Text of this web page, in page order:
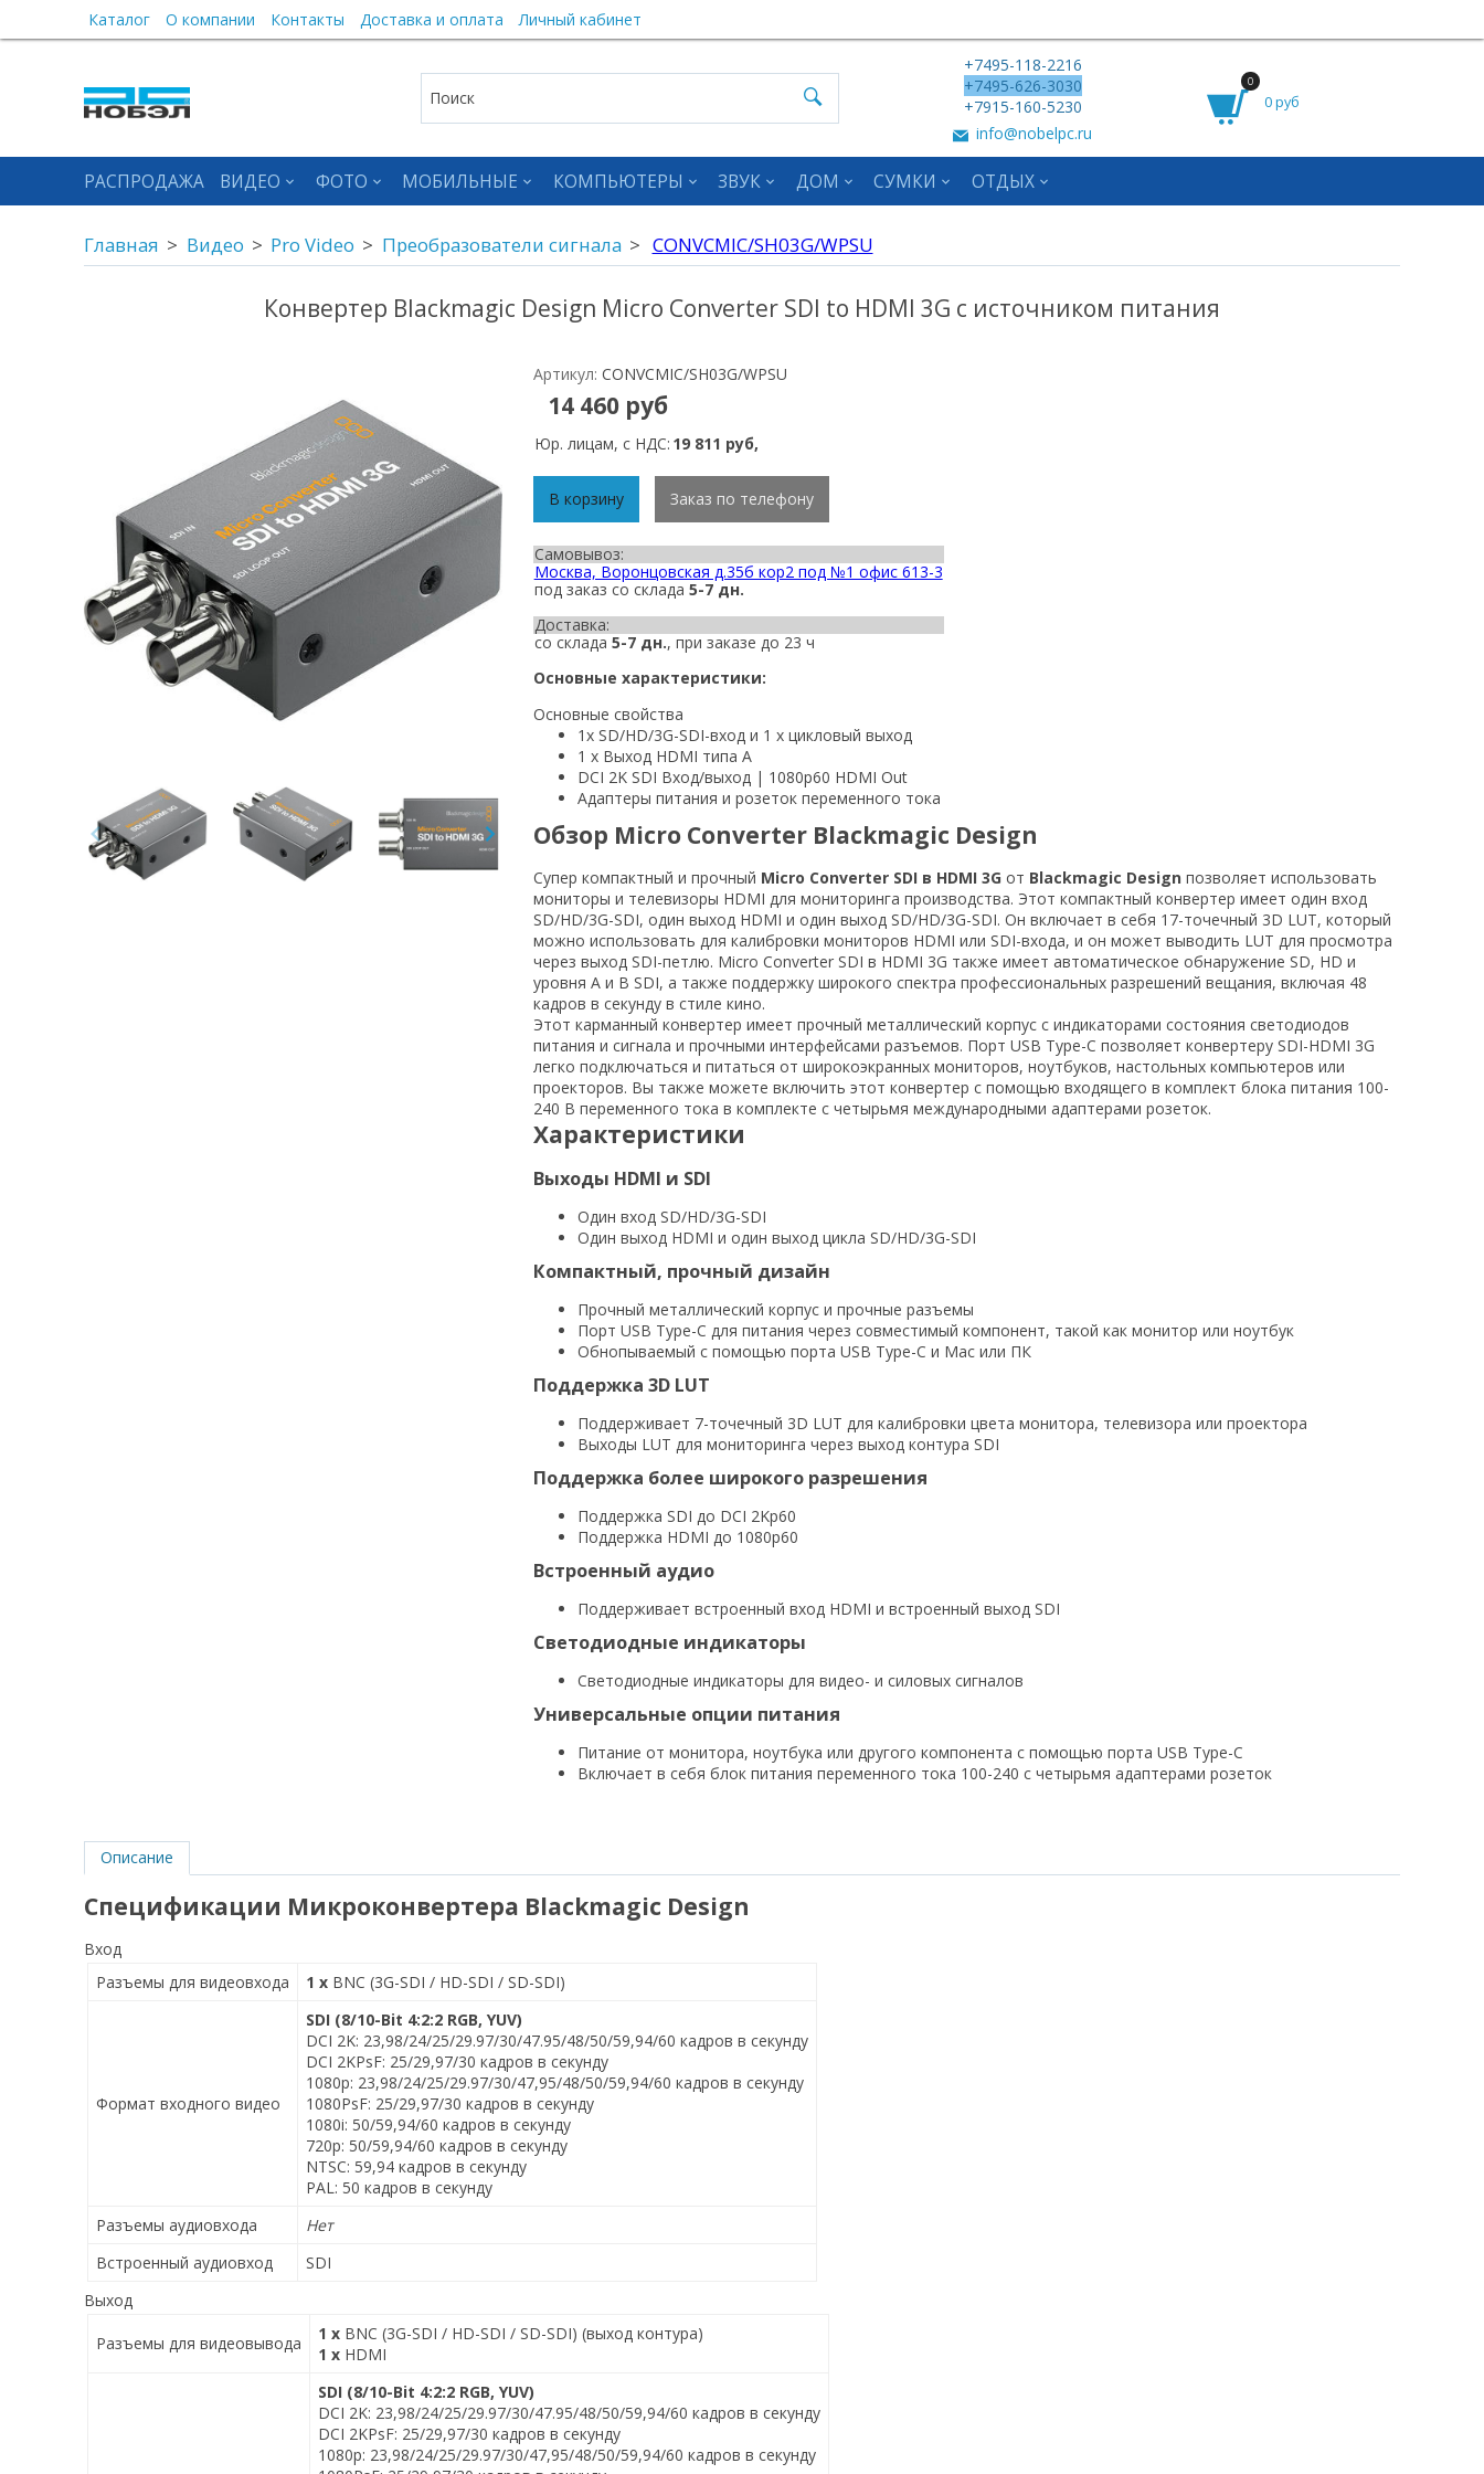
Каталог О компании Контакты Доставка и оплата Личный кабинет
+7495-118-2216
+7495-626-3030
+7915-160-5230
info@nobelpc.ru
0
0 руб
РАСПРОДАЖА ВИДЕО ФОТО МОБИЛЬНЫЕ КОМПЬЮТЕРЫ ЗВУК ДОМ СУМКИ ОТДЫХ
Главная Видео Pro Video Преобразователи сигнала CONVCMIC/SH03G/WPSU
Конвертер Blackmagic Design Micro Converter SDI to HDMI 3G с источником питания
Артикул: CONVCMIC/SH03G/WPSU
14 460 руб
Юр. лицам, с НДС: 19 811 руб,
В корзину Заказ по телефону
Самовывоз:
Москва, Воронцовская д.35б кор2 под №1 офис 613-3
под заказ со склада 5-7 дн.
Доставка:
со склада 5-7 дн., при заказе до 23 ч
Основные характеристики:
Основные свойства
1x SD/HD/3G-SDI-вход и 1 х цикловый выход
1 x Выход HDMI типа A
DCI 2K SDI Вход/выход | 1080p60 HDMI Out
Адаптеры питания и розеток переменного тока
Обзор Micro Converter Blackmagic Design
Супер компактный и прочный Micro Converter SDI в HDMI 3G от Blackmagic Design позволяет использовать
мониторы и телевизоры HDMI для мониторинга производства. Этот компактный конвертер имеет один вход
SD/HD/3G-SDI, один выход HDMI и один выход SD/HD/3G-SDI. Он включает в себя 17-точечный 3D LUT, который
можно использовать для калибровки мониторов HDMI или SDI-входа, и он может выводить LUT для просмотра
через выход SDI-петлю. Micro Converter SDI в HDMI 3G также имеет автоматическое обнаружение SD, HD и
уровня A и B SDI, а также поддержку широкого спектра профессиональных разрешений вещания, включая 48
кадров в секунду в стиле кино.
Этот карманный конвертер имеет прочный металлический корпус с индикаторами состояния светодиодов
питания и сигнала и прочными интерфейсами разъемов. Порт USB Type-C позволяет конвертеру SDI-HDMI 3G
легко подключаться и питаться от широкоэкранных мониторов, ноутбуков, настольных компьютеров или
проекторов. Вы также можете включить этот конвертер с помощью входящего в комплект блока питания 100-
240 В переменного тока в комплекте с четырьмя международными адаптерами розеток.
Характеристики
Выходы HDMI и SDI
Один вход SD/HD/3G-SDI
Один выход HDMI и один выход цикла SD/HD/3G-SDI
Компактный, прочный дизайн
Прочный металлический корпус и прочные разъемы
Порт USB Type-C для питания через совместимый компонент, такой как монитор или ноутбук
Обнопываемый с помощью порта USB Type-C и Mac или ПК
Поддержка 3D LUT
Поддерживает 7-точечный 3D LUT для калибровки цвета монитора, телевизора или проектора
Выходы LUT для мониторинга через выход контура SDI
Поддержка более широкого разрешения
Поддержка SDI до DCI 2Kp60
Поддержка HDMI до 1080p60
Встроенный аудио
Поддерживает встроенный вход HDMI и встроенный выход SDI
Светодиодные индикаторы
Светодиодные индикаторы для видео- и силовых сигналов
Универсальные опции питания
Питание от монитора, ноутбука или другого компонента с помощью порта USB Type-C
Включает в себя блок питания переменного тока 100-240 с четырьмя адаптерами розеток
Описание
Спецификации Микроконвертера Blackmagic Design
Вход
Разъемы для видеовхода
1 х BNC (3G-SDI / HD-SDI / SD-SDI)
Формат входного видео
SDI (8/10-Bit 4:2:2 RGB, YUV)
DCI 2K: 23,98/24/25/29.97/30/47.95/48/50/59,94/60 кадров в секунду
DCI 2KPsF: 25/29,97/30 кадров в секунду
1080p: 23,98/24/25/29.97/30/47,95/48/50/59,94/60 кадров в секунду
1080PsF: 25/29,97/30 кадров в секунду
1080i: 50/59,94/60 кадров в секунду
720p: 50/59,94/60 кадров в секунду
NTSC: 59,94 кадров в секунду
PAL: 50 кадров в секунду
Разъемы аудиовхода
Нет
Встроенный аудиовход
SDI
Выход
Разъемы для видеовывода 1 х BNC (3G-SDI / HD-SDI / SD-SDI) (выход контура)
1 х HDMI
SDI (8/10-Bit 4:2:2 RGB, YUV)
DCI 2K: 23,98/24/25/29.97/30/47.95/48/50/59,94/60 кадров в секунду
DCI 2KPsF: 25/29,97/30 кадров в секунду
1080p: 23,98/24/25/29.97/30/47,95/48/50/59,94/60 кадров в секунду